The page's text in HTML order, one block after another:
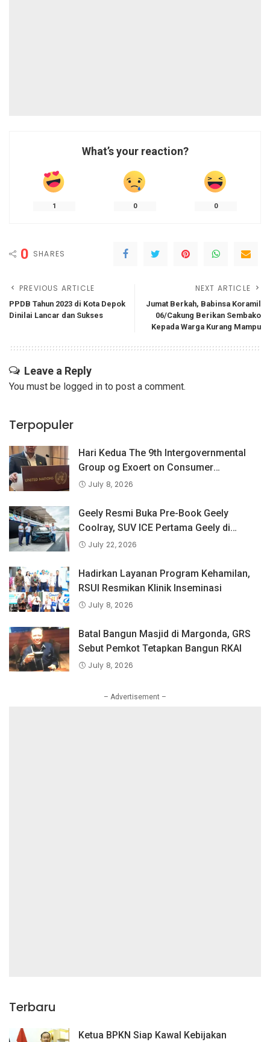
What’s your reaction?
1 0 0
0 SHARES
PREVIOUS ARTICLE
PPDB Tahun 2023 di Kota Depok
Dinilai Lancar dan Sukses
NEXT ARTICLE
Jumat Berkah, Babinsa Koramil
06/Cakung Berikan Sembako
Kepada Warga Kurang Mampu
Leave a Reply
You must be logged in to post a comment.
Terpopuler
Hari Kedua The 9th Intergovernmental
Group og Exoert on Consumer
Protection Law and Policy, BPKN RI
tentang Keselamatan Produk dan
Perlindungan Konsumen Digital
July 8, 2026
Geely Resmi Buka Pre-Book Geely
Coolray, SUV ICE Pertama Geely di
Indonesia yang Dipercaya Lebih dari 1,3
July 22, 2026
Hadirkan Layanan Program Kehamilan,
RSUI Resmikan Klinik Inseminasi
July 8, 2026
Batal Bangun Masjid di Margonda, GRS
Sebut Pemkot Tetapkan Bangun RKAI
July 8, 2026
– Advertisement –
Terbaru
Ketua BPKN Siap Kawal Kebijakan